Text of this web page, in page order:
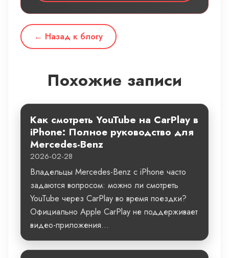
← Назад к блогу
Похожие записи
Как смотреть YouTube на CarPlay в
iPhone: Полное руководство для
Mercedes-Benz
2026-02-28
Владельцы Mercedes-Benz с iPhone часто
задаются вопросом: можно ли смотреть
YouTube через CarPlay во время поездки?
Официально Apple CarPlay не поддерживает
видео-приложения...